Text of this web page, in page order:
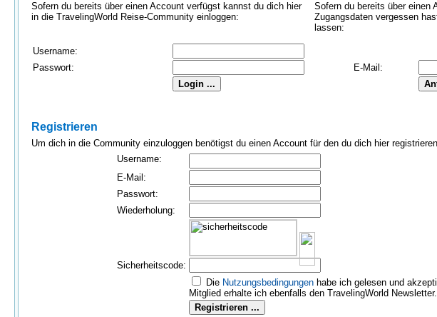
Sofern du bereits über einen Account verfügst kannst du dich hier
in die TravelingWorld Reise-Community einloggen:
Sofern du bereits über einen
Zugangsdaten vergessen
lassen:
Username:
Passwort:
E-Mail:
Registrieren
Um dich in die Community einzuloggen benötigst du einen Account für den du dich hier
Username:
E-Mail:
Passwort:
Wiederholung:
Sicherheitscode:
Die Nutzungs­bedingungenhabe ich gelesen und
Mitglied erhalte ich ebenfalls den TravelingWorld Newsletter.